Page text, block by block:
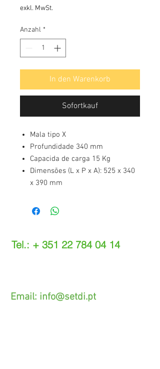
exkl. MwSt.
Anzahl *
In den Warenkorb
Sofortkauf
Mala tipo X
Profundidade 340 mm
Capacida de carga 15 Kg
Dimensões (L x P x A): 525 x 340
x 390 mm
Tel.: + 351 22 784 04 14
Email: info@setdi.pt